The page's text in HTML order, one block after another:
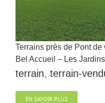
Terrains près de Pont de
Bel Accueil – Les
terrain, terrain-
EN SAVOIR PLUS